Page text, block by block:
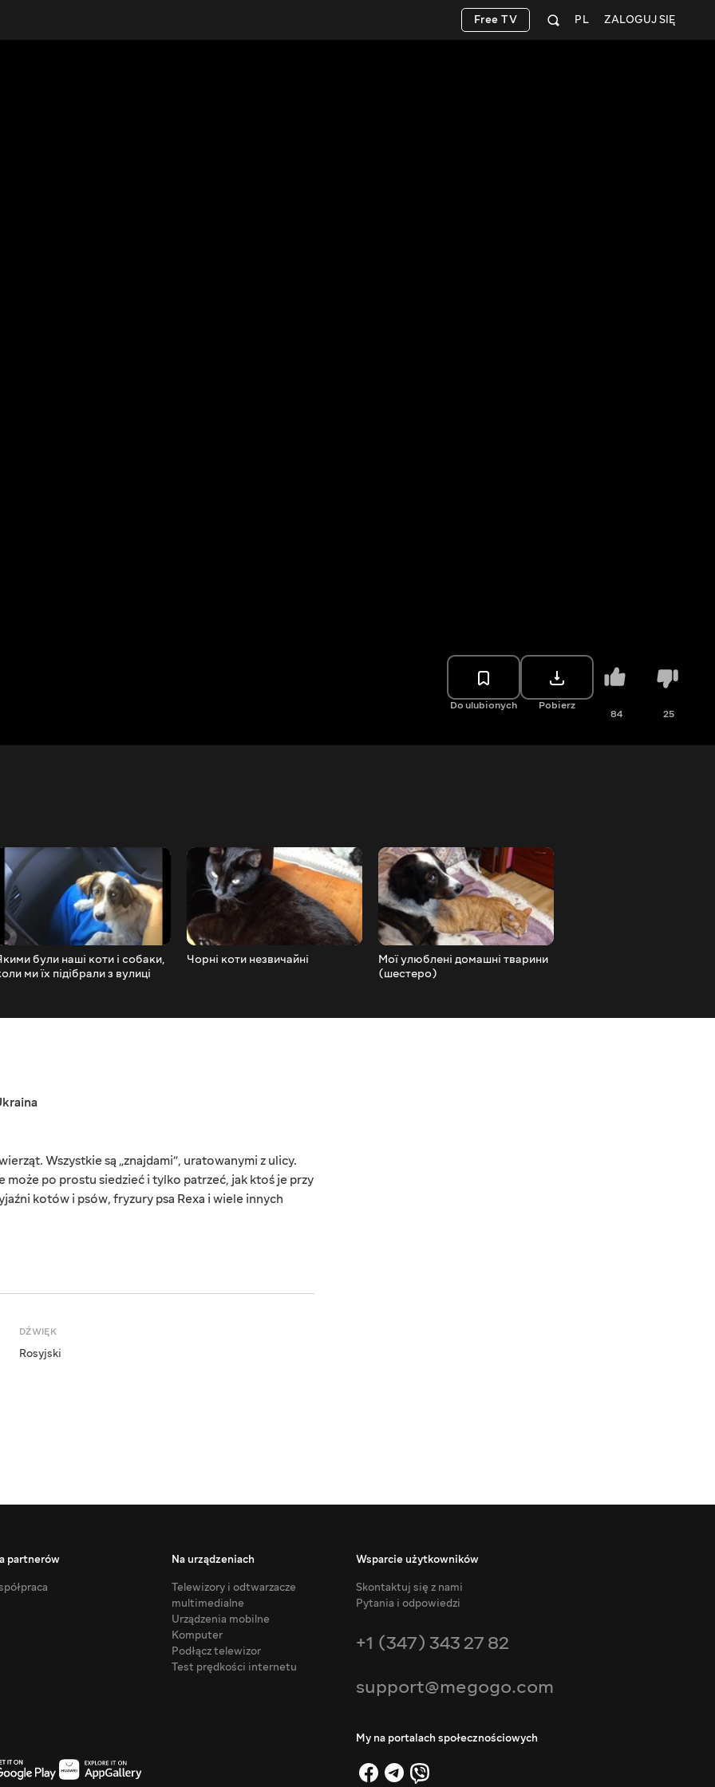
ZALOGUJ SIĘ
PL
Free TV
Do ulubionych Pobierz
84 25
були наші коти і собаки,
ми їх підібрали з вулиці
Чорні коти незвичайні
Мої улюблені домашні тварини
(шестеро)
Wszystkie są „znajdami”, uratowanymi z ulicy.
może po prostu siedzieć i tylko patrzeć, jak ktoś je przy
kotów i psów, fryzury psa Rexa i wiele innych
DŹWIĘK
Rosyjski
partnerów
Na urządzeniach
Telewizory i odtwarzacze
multimedialne
Urządzenia mobilne
Komputer
Podłącz telewizor
Test prędkości internetu
Wsparcie użytkowników
Skontaktuj się z nami
Pytania i odpowiedzi
+1 (347) 343 27 82
support@megogo.com
My na portalach społecznościowych